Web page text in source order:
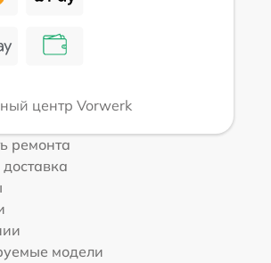
центр Vorwerk
ремонта
модели